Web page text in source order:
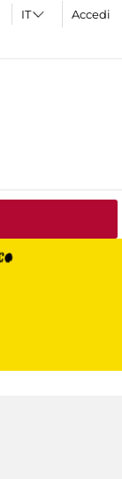
Accedi